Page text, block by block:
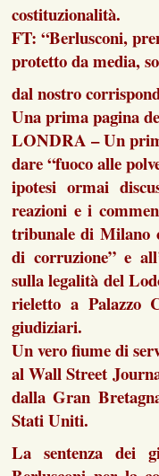
costituzionalità.
FT: “Berlusconi,
protetto da media,
dal nostro
Una prima pagina
LONDRA – Un
dare “fuoco alle
ipotesi ormai
reazioni e i
tribunale di Milano
di corruzione” e
sulla legalità del
rieletto a Palazzo
giudiziari.
Un vero fiume di
al Wall Street
dalla Gran
Stati Uniti.
La sentenza dei